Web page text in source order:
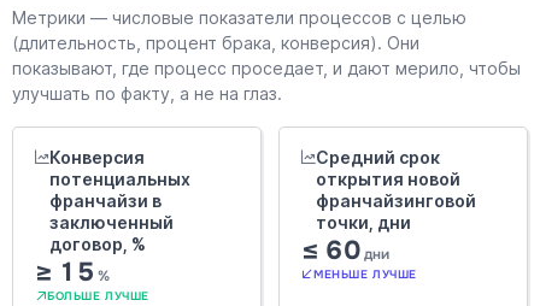
Метрики — числовые показатели процессов с целью
(длительность, процент брака, конверсия). Они
показывают, где процесс проседает, и дают мерило, чтобы
улучшать по факту, а не на глаз.
Конверсия
потенциальных
франчайзи в
заключенный
договор, %
≥ 15 %
БОЛЬШЕ ЛУЧШЕ
Средний срок
открытия новой
франчайзинговой
точки, дни
≤ 60дни
МЕНЬШЕ ЛУЧШЕ